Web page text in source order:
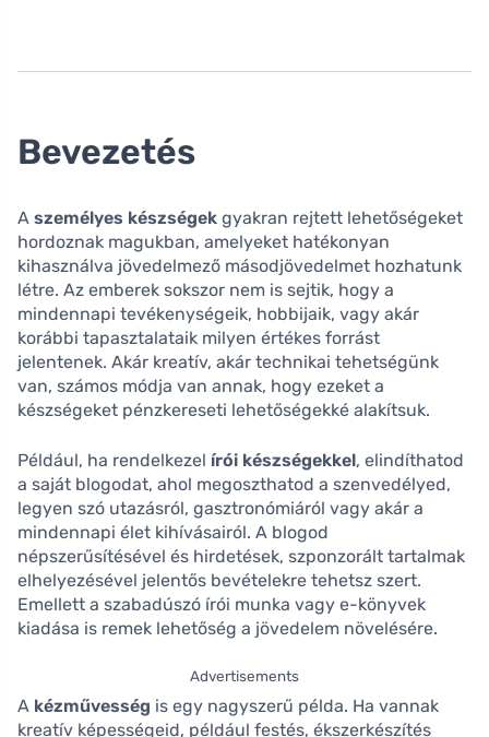
Bevezetés
A személyes készségek gyakran rejtett lehetőségeket
hordoznak magukban, amelyeket hatékonyan
kihasználva jövedelmező másodjövedelmet hozhatunk
létre. Az emberek sokszor nem is sejtik, hogy a
mindennapi tevékenységeik, hobbijaik, vagy akár
korábbi tapasztalataik milyen értékes forrást
jelentenek. Akár kreatív, akár technikai tehetségünk
van, számos módja van annak, hogy ezeket a
készségeket pénzkereseti lehetőségekké alakítsuk.
Például, ha rendelkezel írói készségekkel, elindíthatod
a saját blogodat, ahol megoszthatod a szenvedélyed,
legyen szó utazásról, gasztronómiáról vagy akár a
mindennapi élet kihívásairól. A blogod
népszerűsítésével és hirdetések, szponzorált tartalmak
elhelyezésével jelentős bevételekre tehetsz szert.
Emellett a szabadúszó írói munka vagy e-könyvek
kiadása is remek lehetőség a jövedelem növelésére.
Advertisements
A kézművesség is egy nagyszerű példa. Ha vannak
kreatív képességeid, például festés, ékszerkészítés